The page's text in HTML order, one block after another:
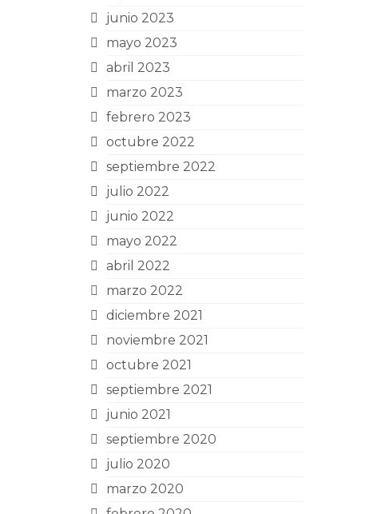
junio 2023
mayo 2023
abril 2023
marzo 2023
febrero 2023
octubre 2022
septiembre 2022
julio 2022
junio 2022
mayo 2022
abril 2022
marzo 2022
diciembre 2021
noviembre 2021
octubre 2021
septiembre 2021
junio 2021
septiembre 2020
julio 2020
marzo 2020